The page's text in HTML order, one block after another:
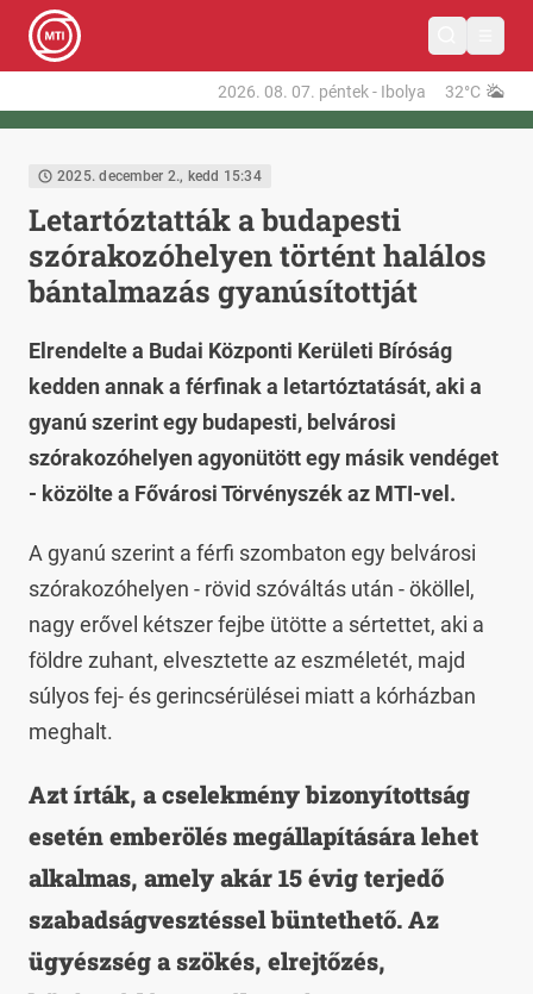
2026. 08. 07. péntek- Ibolya 32°C
2025. december 2., kedd 15:34
Letartóztatták a budapesti
szórakozóhelyen történt halálos
bántalmazás gyanúsítottját
Elrendelte a Budai Központi Kerületi Bíróság
kedden annak a férfinak a letartóztatását, aki a
gyanú szerint egy budapesti, belvárosi
szórakozóhelyen agyonütött egy másik vendéget
- közölte a Fővárosi Törvényszék az MTI-vel.
A gyanú szerint a férfi szombaton egy belvárosi
szórakozóhelyen - rövid szóváltás után - ököllel,
nagy erővel kétszer fejbe ütötte a sértettet, aki a
földre zuhant, elvesztette az eszméletét, majd
súlyos fej- és gerincsérülései miatt a kórházban
meghalt.
Azt írták, a cselekmény bizonyítottság
esetén emberölés megállapítására lehet
alkalmas, amely akár 15 évig terjedő
szabadságvesztéssel büntethető. Az
ügyészség a szökés, elrejtőzés,